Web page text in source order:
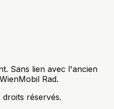
Sans lien avec l'ancien
Rad.
droits réservés.